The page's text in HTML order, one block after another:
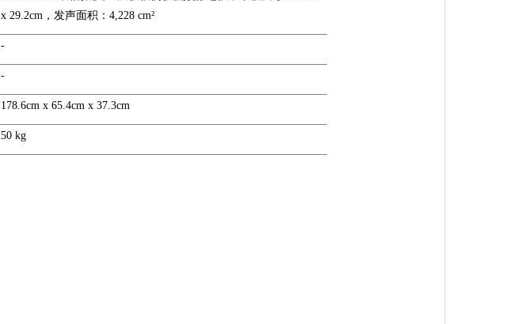
x 29.2cm，发声面积：4,228 cm²
-
-
178.6cm x 65.4cm x 37.3cm
50 kg